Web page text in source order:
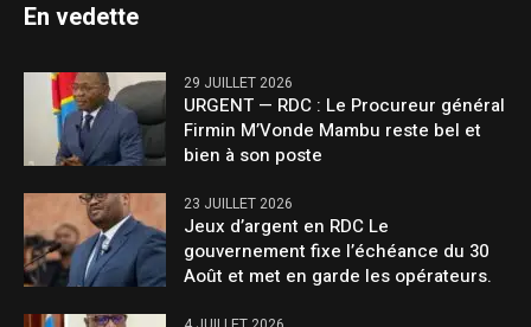
En vedette
29 JUILLET 2026
URGENT — RDC : Le Procureur général
Firmin M’Vonde Mambu reste bel et
bien à son poste
23 JUILLET 2026
Jeux d’argent en RDC Le
gouvernement fixe l’échéance du 30
Août et met en garde les opérateurs.